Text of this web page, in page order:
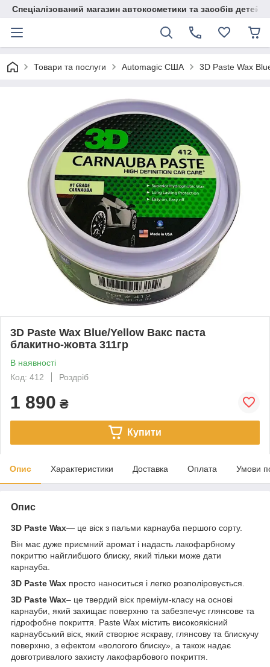
Спеціалізований магазин автокосметики та засобів
Товари та послуги Automagic США 3D Paste Wax
3D Paste Wax Blue/Yellow Вакс паста
блакитно-жовта 311гр
В наявності
Код: 412
Роздріб
1 890 ₴
Купити
Опис Характеристики Доставка Оплата Умови
Опис
3D Paste Wax— це віск з пальми карнауба першого сорту.
Він має дуже приємний аромат і надасть лакофарбному
покриттю найглибшого блиску, який тільки може дати
карнауба.
3D Paste Wax просто наноситься і легко розполіровується.
3D Paste Wax– це твердий віск преміум-класу на основі
карнауби, який захищає поверхню та забезпечує глянсове та
гідрофобне покриття. Paste Wax містить високоякісний
карнаубський віск, який створює яскраву, глянсову та блискучу
поверхню, з ефектом «вологого блиску», а також надає
довготривалого захисту лакофарбового покриття.